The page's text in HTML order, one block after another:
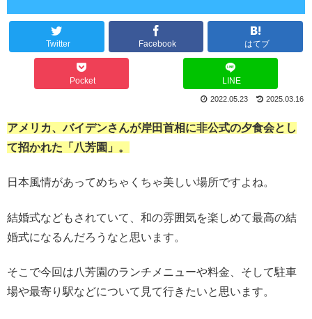
Twitter Facebook はてブ
Pocket LINE
2025.03.16
2022.05.23
アメリカ、バイデンさんが岸田首相に非公式の夕食会とし
て招かれた「八芳園」。
日本風情があってめちゃくちゃ美しい場所ですよね。
結婚式などもされていて、和の雰囲気を楽しめて最高の結
婚式になるんだろうなと思います。
そこで今回は八芳園のランチメニューや料金、そして駐車
場や最寄り駅などについて見て行きたいと思います。